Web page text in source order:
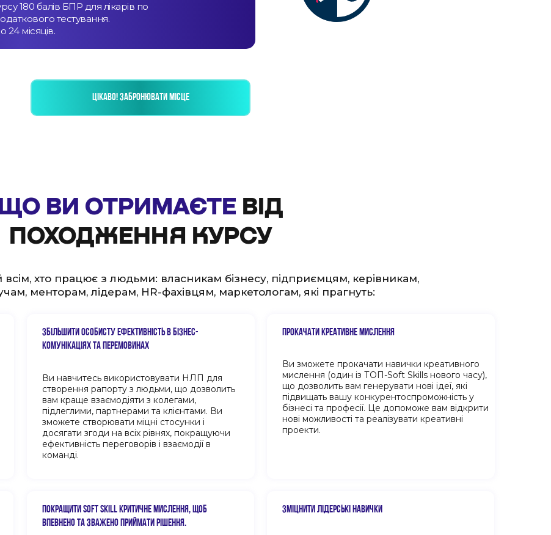
180 балів БПР для лікарів по
тестування.
24 місяців.
ЦІКАВО! ЗАБРОНЮВАТИ МІСЦЕ
ВИ ОТРИМАЄТЕ ВІД
ПОХОДЖЕННЯ КУРСУ
хто працює з людьми: власникам бізнесу, підприємцям, керівникам,
менторам, лідерам, HR-фахівцям, маркетологам, які прагнуть:
ЗБІЛЬШИТИ ОСОБИСТУ ЕФЕКТИВНІСТЬ В БІЗНЕС-
КОМУНІКАЦІЯХ ТА ПЕРЕМОВИНАХ
Ви навчитесь використовувати НЛП для
створення рапорту з людьми, що дозволить
вам краще взаємодіяти з колегами,
підлеглими, партнерами та клієнтами. Ви
зможете створювати міцні стосунки і
досягати згоди на всіх рівнях, покращуючи
ефективність переговорів і взаємодії в
команді.
ПРОКАЧАТИ КРЕАТИВНЕ МИСЛЕННЯ
Ви зможете прокачати навички креативного
мислення (один із ТОП-Soft Skills нового часу),
що дозволить вам генерувати нові ідеї, які
підвищать вашу конкурентоспроможність у
бізнесі та професії. Це допоможе вам відкрити
нові можливості та реалізувати креативні
проекти.
ЗМІЦНИТИ ЛІДЕРСЬКІ НАВИЧКИ
ПОКРАЩИТИ SOFT SKILL КРИТИЧНЕ МИСЛЕННЯ, ЩОБ
ВПЕВНЕНО ТА ЗВАЖЕНО ПРИЙМАТИ РІШЕННЯ.